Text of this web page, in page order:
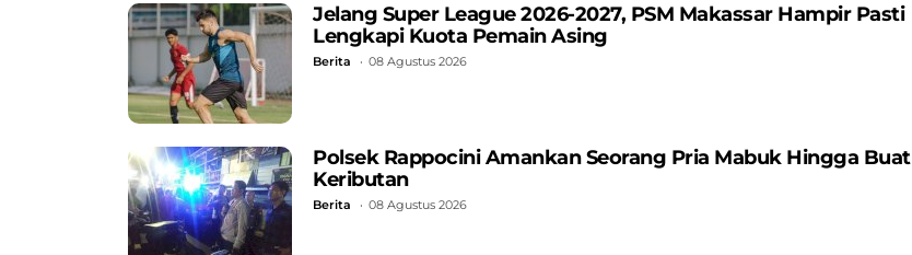
Jelang Super League 2026-2027, PSM Makassar Hampir Pasti
Lengkapi Kuota Pemain Asing
Berita 08 Agustus 2026
Polsek Rappocini Amankan Seorang Pria Mabuk Hingga Buat
Keributan
Berita 08 Agustus 2026